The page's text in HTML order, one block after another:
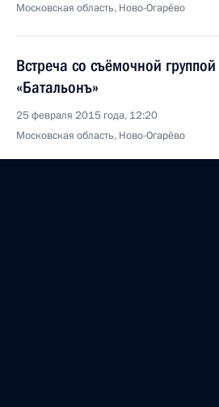
Московская область, Ново-Огарёво
Встреча со съёмочной
«Батальонъ»
25 февраля 2015 года, 12:20
Московская область, Ново-Огарёво